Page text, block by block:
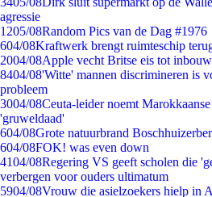
agressie
1205/08Random Pics van de Dag #1976
604/08Kraftwerk brengt ruimteschip
2004/08Apple vecht Britse eis tot
8404/08'Witte' mannen discrimineren is
probleem
3004/08Ceuta-leider noemt
'gruweldaad'
604/08Grote natuurbrand
604/08FOK! was even down
4104/08Regering VS geeft scholen die
verbergen voor ouders ultimatum
5904/08Vrouw die asielzoekers hielp in